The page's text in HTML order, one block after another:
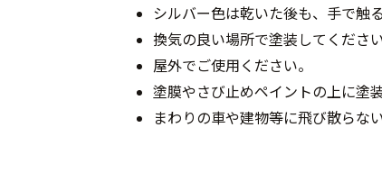
シルバー色は乾いた後も、手で触
換気の良い場所で塗装してください
屋外でご使用ください。
塗膜やさび止めペイントの上に塗
まわりの車や建物等に飛び散らな